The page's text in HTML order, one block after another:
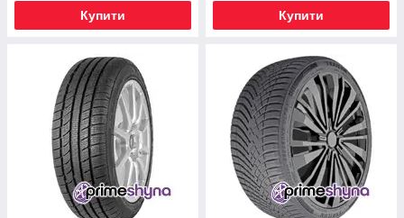
Купити Купити